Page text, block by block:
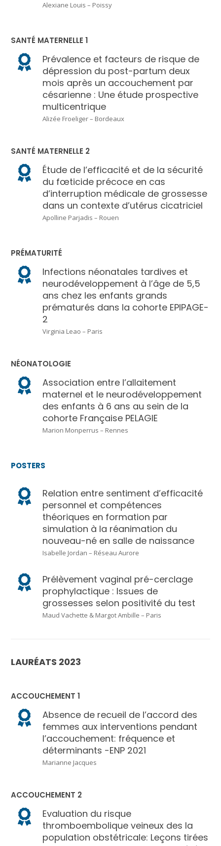
Alexiane Louis – Poissy
SANTÉ MATERNELLE 1
Prévalence et facteurs de risque de
dépression du post-partum deux
mois après un accouchement par
césarienne : Une étude prospective
multicentrique
Alizée Froeliger – Bordeaux
SANTÉ MATERNELLE 2
Étude de l’efficacité et de la sécurité
du fœticide précoce en cas
d’interruption médicale de grossesse
dans un contexte d’utérus cicatriciel
Apolline Parjadis – Rouen
PRÉMATURITÉ
Infections néonatales tardives et
neurodéveloppement à l’âge de 5,5
ans chez les enfants grands
prématurés dans la cohorte EPIPAGE-
2
Virginia Leao – Paris
NÉONATOLOGIE
Association entre l’allaitement
maternel et le neurodéveloppement
des enfants à 6 ans au sein de la
cohorte Française PELAGIE
Marion Monperrus – Rennes
POSTERS
Relation entre sentiment d’efficacité
personnel et compétences
théoriques en formation par
simulation à la réanimation du
nouveau-né en salle de naissance
Isabelle Jordan – Réseau Aurore
Prélèvement vaginal pré-cerclage
prophylactique : Issues de
grossesses selon positivité du test
Maud Vachette & Margot Ambille – Paris
LAURÉATS 2023
ACCOUCHEMENT 1
Absence de recueil de l’accord des
femmes aux interventions pendant
l’accouchement: fréquence et
déterminants -ENP 2021
Marianne Jacques
ACCOUCHEMENT 2
Evaluation du risque
thromboembolique veineux des la
population obstétricale: Leçons tirées